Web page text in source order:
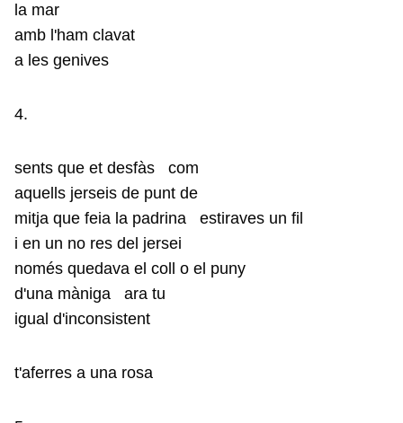
la mar
amb l'ham clavat
a les genives
4.
sents que et desfàs com
aquells jerseis de punt de
mitja que feia la padrina estiraves un fil
i en un no res del jersei
només quedava el coll o el puny
d'una màniga ara tu
igual d'inconsistent
t'aferres a una rosa